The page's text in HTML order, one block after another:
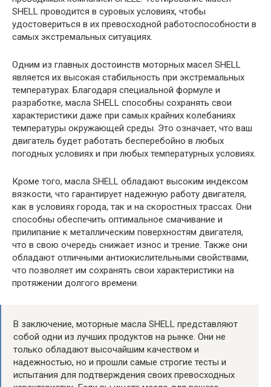
SHELL проводится в суровых условиях, чтобы
удостовериться в их превосходной работоспособности в
самых экстремальных ситуациях.
Одним из главных достоинств моторных масел SHELL
является их высокая стабильность при экстремальных
температурах. Благодаря специальной формуле и
разработке, масла SHELL способны сохранять свои
характеристики даже при самых крайних колебаниях
температуры окружающей среды. Это означает, что ваш
двигатель будет работать бесперебойно в любых
погодных условиях и при любых температурных условиях.
Кроме того, масла SHELL обладают высоким индексом
вязкости, что гарантирует надежную работу двигателя,
как в условиях города, так и на скоростных трассах. Они
способны обеспечить оптимальное смачивание и
прилипание к металлическим поверхностям двигателя,
что в свою очередь снижает износ и трение. Также они
обладают отличными антиокислительными свойствами,
что позволяет им сохранять свои характеристики на
протяжении долгого времени.
В заключение, моторные масла SHELL представляют
собой одни из лучших продуктов на рынке. Они не
только обладают высочайшим качеством и
надежностью, но и прошли самые строгие тесты и
испытания для подтверждения своих превосходных